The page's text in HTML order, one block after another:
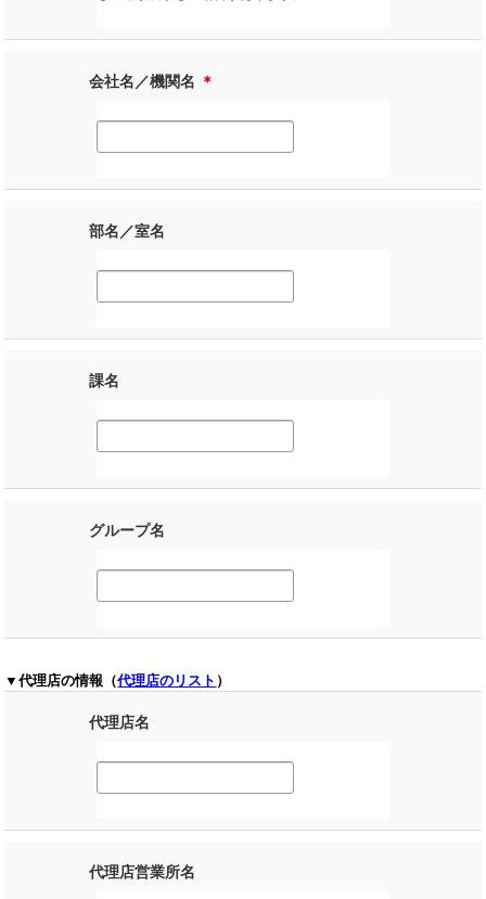
会社名／機関名 ＊
部名／室名
課名
グループ名
▼代理店の情報（代理店のリスト ）
代理店名
代理店営業所名